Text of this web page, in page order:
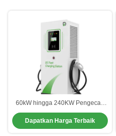
60kW hingga 240KW Pengecas
Mobil Luar Ruang Stasiun
Pengisian Mobil Listrik Publik
Dapatkan Harga Terbaik